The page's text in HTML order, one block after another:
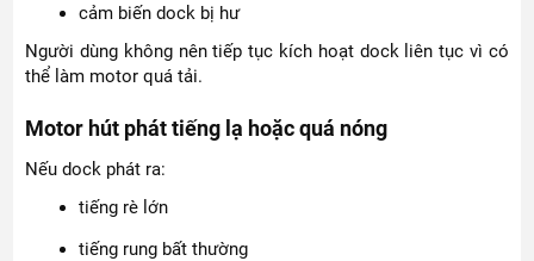
cảm biến dock bị hư
Người dùng không nên tiếp tục kích hoạt dock liên tục vì có
thể làm motor quá tải.
Motor hút phát tiếng lạ hoặc quá nóng
Nếu dock phát ra:
tiếng rè lớn
tiếng rung bất thường